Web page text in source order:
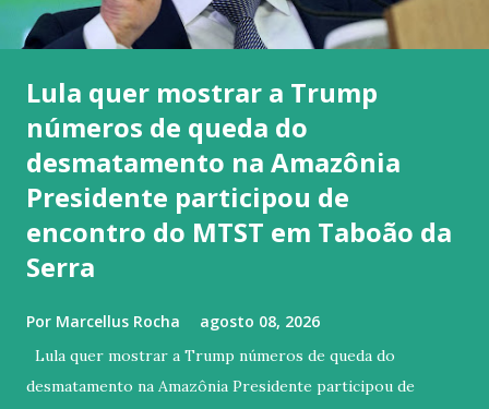
Lula quer mostrar a Trump
números de queda do
desmatamento na Amazônia
Presidente participou de
encontro do MTST em Taboão da
Serra
Por Marcellus Rocha agosto 08, 2026
Lula quer mostrar a Trump números de queda do
desmatamento na Amazônia Presidente participou de